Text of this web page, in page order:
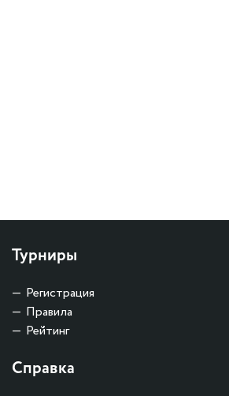
Турниры
Регистрация
Правила
Рейтинг
Справка